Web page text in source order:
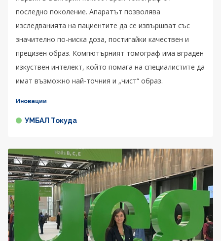
последно поколение. Апаратът позволява
изследванията на пациентите да се извършват със
значително по-ниска доза, постигайки качествен и
прецизен образ. Компютърният томограф има вграден
изкуствен интелект, който помага на специалистите да
имат възможно най-точния и „чист“ образ.
Иновации
УМБАЛ Токуда